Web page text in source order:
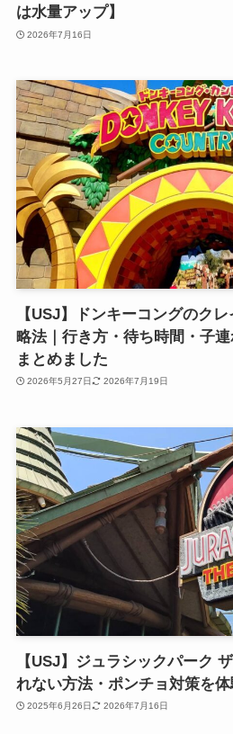
は水量アップ】
2026年7月16日
【USJ】ドンキーコングのク
略法｜行き方・待ち時間・子
まとめました
2026年5月27日 2026年7月19日
【USJ】ジュラシックパーク
れない方法・ポンチョ対策を
2025年6月26日 2026年7月16日